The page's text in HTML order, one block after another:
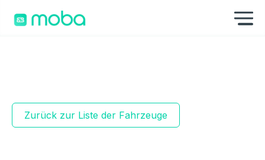
Zurück zur Liste der Fahrzeuge